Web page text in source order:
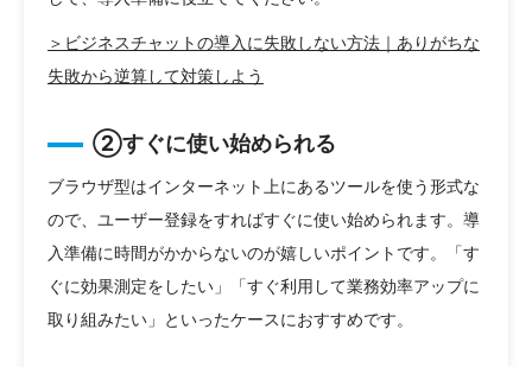
＞ビジネスチャットの導入に失敗しない方法｜ありがちな
失敗から逆算して対策しよう
②すぐに使い始められる
ブラウザ型はインターネット上にあるツールを使う形式な
ので、ユーザー登録をすればすぐに使い始められます。導
入準備に時間がかからないのが嬉しいポイントです。「す
ぐに効果測定をしたい」「すぐ利用して業務効率アップに
取り組みたい」といったケースにおすすめです。